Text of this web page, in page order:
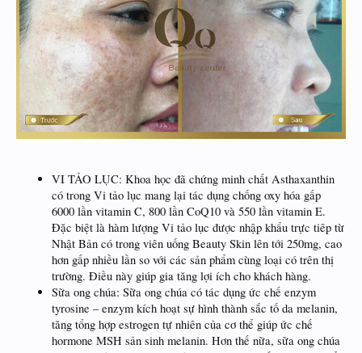
VI TẢO LỤC: Khoa học đã chứng minh chất Asthaxanthin
có trong Vi tảo lục mang lại tác dụng chống oxy hóa gấp
6000 lần vitamin C, 800 lần CoQ10 và 550 lần vitamin E.
Đặc biệt là hàm lượng Vi tảo lục được nhập khẩu trực tiêp từ
Nhật Bản có trong viên uống Beauty Skin lên tới 250mg, cao
hơn gấp nhiều lần so với các sản phẩm cùng loại có trên thị
trường. Điều này giúp gia tăng lợi ích cho khách hàng.
Sữa ong chúa: Sữa ong chúa có tác dụng ức chế enzym
tyrosine – enzym kích hoạt sự hình thành sắc tố da melanin,
tăng tổng hợp estrogen tự nhiên của cơ thể giúp ức chế
hormone MSH sản sinh melanin. Hơn thế nữa, sữa ong chúa